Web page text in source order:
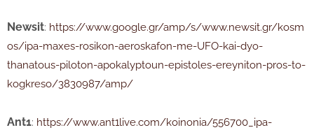
Newsit: https://www.google.gr/amp/s/www.newsit.gr/kosm
os/ipa-maxes-rosikon-aeroskafon-me-UFO-kai-dyo-
thanatous-piloton-apokalyptoun-epistoles-ereyniton-pros-to-
kogkreso/3830987/amp/
Ant1: https://www.ant1live.com/koinonia/556700_ipa-